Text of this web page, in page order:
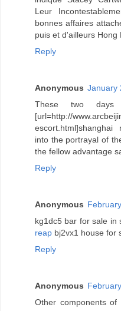
Leur
bonnes affaires
puis et d'ailleurs Hong
Reply
Anonymous January
These two
[url=http://
escort.html]shanghai
into the portrayal of
the fellow advantage
Reply
Anonymous
kg1dc5 bar for sale in
reap bj2vx1 house for
Reply
Anonymous
Other components